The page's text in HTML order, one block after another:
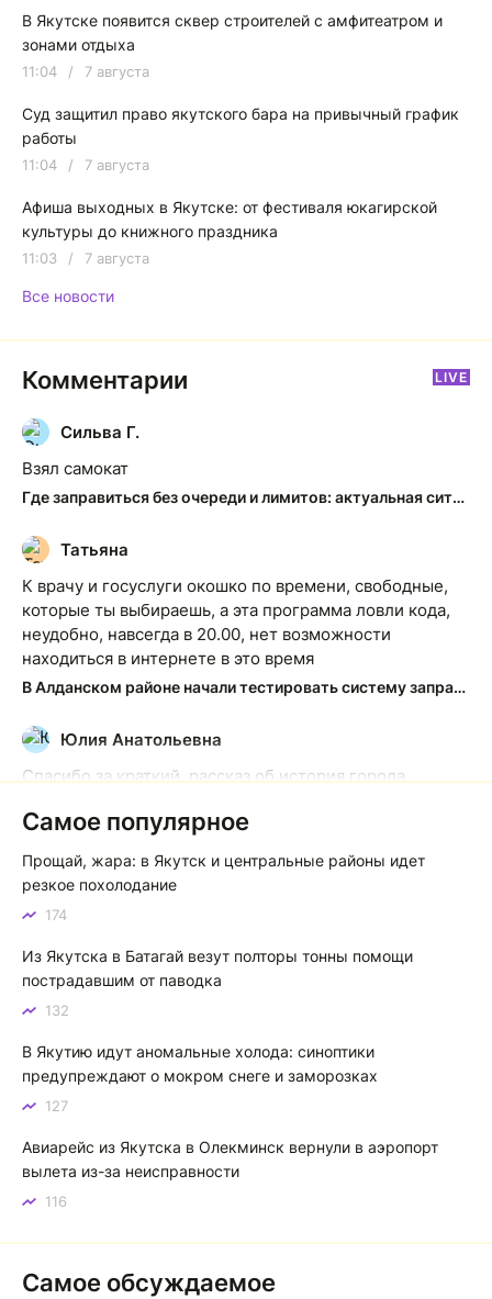
В Якутске появится сквер строителей с амфитеатром и
зонами отдыха
11:04 / 7 августа
Суд защитил право якутского бара на привычный график
работы
11:04 / 7 августа
Афиша выходных в Якутске: от фестиваля юкагирской
культуры до книжного праздника
11:03 / 7 августа
Все новости
Комментарии LIVE
С
Сильва Г.
Взял самокат
Где заправиться без очереди и лимитов: актуальная ситуация на АЗС Якутска
Т
Татьяна
К врачу и госуслуги окошко по времени, свободные,
которые ты выбираешь, а эта программа ловли кода,
неудобно, навсегда в 20.00, нет возможности
находиться в интернете в это время
В Алданском районе начали тестировать систему заправки по QR-кодам
Ю
Юлия Анатольевна
Спасибо за краткий, рассказ об история города
Якутск сквозь века: от острога до столицы республики
К
Котя злой
Зной в Сибири, тем более в Якутске. Никакой это не
тем более говорить не приходиться. Не зря даже в
песнях поют…
Самое популярное
Прощай, жара: в Якутск и центральные районы идет
резкое похолодание
174
Из Якутска в Батагай везут полторы тонны помощи
пострадавшим от паводка
132
В Якутию идут аномальные холода: синоптики
предупреждают о мокром снеге и заморозках
127
Авиарейс из Якутска в Олекминск вернули в аэропорт
вылета из-за неисправности
116
Самое обсуждаемое